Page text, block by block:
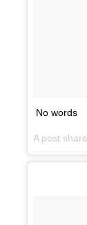
No words
A post